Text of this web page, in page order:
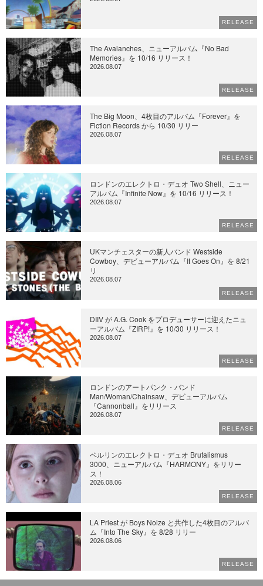
RELEASE
The Avalanches、ニューアルバム『No Bad
Memories』を 10/16 リリース！
2026.08.07
RELEASE
The Big Moon、4枚目のアルバム『Forever』を
Fiction Records から 10/30 リリー
2026.08.07
RELEASE
ロンドンのエレクトロ・デュオ Two Shell、ニュー
アルバム『Infinite Now』を 10/16 リリース！
2026.08.07
RELEASE
UKマンチェスターの新人バンド Westside
Cowboy、デビューアルバム『It Goes On』を 8/21
リ
2026.08.07
RELEASE
DIIV が A.G. Cook をプロデューサーに迎えたニュ
ーアルバム『ZIRP!』を 10/30 リリース！
2026.08.07
RELEASE
ロンドンのアートパンク・バンド
Man/Woman/Chainsaw、デビューアルバム
『Cannonball』をリリース
2026.08.07
RELEASE
ベルリンのエレクトロ・デュオ Brutalismus
3000、ニューアルバム『HARMONY』をリリー
ス！
2026.08.06
RELEASE
LA Priest が Boys Noize と共作した4枚目のアルバ
ム『Into The Sky』を 8/28 リリー
2026.08.06
RELEASE